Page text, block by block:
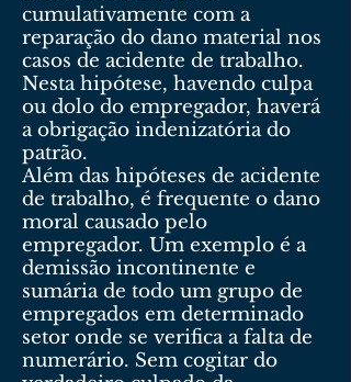
cumulativamente com a
reparação do dano material nos
casos de acidente de trabalho.
Nesta hipótese, havendo culpa
ou dolo do empregador, haverá
a obrigação indenizatória do
patrão.
Além das hipóteses de acidente
de trabalho, é frequente o dano
moral causado pelo
empregador. Um exemplo é a
demissão incontinente e
sumária de todo um grupo de
empregados em determinado
setor onde se verifica a falta de
numerário. Sem cogitar do